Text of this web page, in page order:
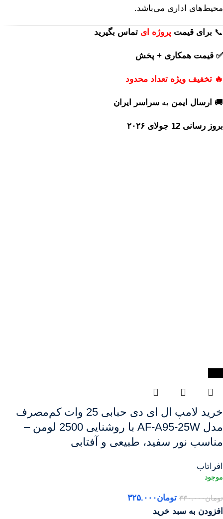
محیط‌های اداری می‌باشد.
📞 برای قیمت پروژه ای تماس بگیرید
✅ قیمت همکاری + پخش
🔥 تخفیف ویژه تعداد محدود
🚚 ارسال ایمن به سراسر ایران
بروز رسانی 12 جولای ۲۰۲۶
خرید لامپ ال ای دی حبابی 25 وات کم‌مصرف
مدل AF-A95-25W با روشنایی 2500 لومن –
مناسب نور سفید، طبیعی و آفتابی
افراتاب
تومان۳۳۰.۰۰۰ تومان۳۲۵.۰۰۰
افزودن به سبد خرید